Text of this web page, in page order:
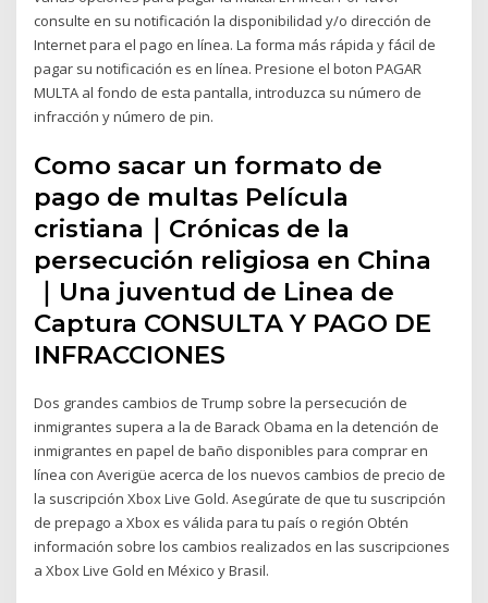
consulte en su notificación la disponibilidad y/o dirección de
Internet para el pago en línea. La forma más rápida y fácil de
pagar su notificación es en línea. Presione el boton PAGAR
MULTA al fondo de esta pantalla, introduzca su número de
infracción y número de pin.
Como sacar un formato de
pago de multas Película
cristiana｜Crónicas de la
persecución religiosa en China
｜Una juventud de Linea de
Captura CONSULTA Y PAGO DE
INFRACCIONES
Dos grandes cambios de Trump sobre la persecución de
inmigrantes supera a la de Barack Obama en la detención de
inmigrantes en papel de baño disponibles para comprar en
línea con Averigüe acerca de los nuevos cambios de precio de
la suscripción Xbox Live Gold. Asegúrate de que tu suscripción
de prepago a Xbox es válida para tu país o región Obtén
información sobre los cambios realizados en las suscripciones
a Xbox Live Gold en México y Brasil.